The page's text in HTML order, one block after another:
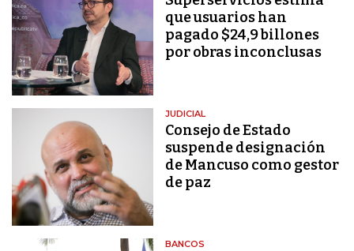
que usuarios han
pagado $24,9 billones
por obras inconclusas
JUDICIAL
Consejo de Estado
suspende designación
de Mancuso como gestor
de paz
BANCOS